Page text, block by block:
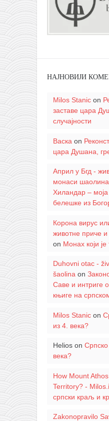
НАЈНОВИЈИ
Milos Stanicon
заставе цара
случајности
Васка on
цара Душана,
Април у Бгд -
монаси шаолина
Хиландар –
белешке из
Корона вирус
животне приче
on Монах који
Duhovni otac -
šaolinaon
Саве и интриге
књиге на
Milos Stanicon
из 4. века?
Helioson
века?
How Mount
Territory? -
српски краљ и
Zakonopravilo